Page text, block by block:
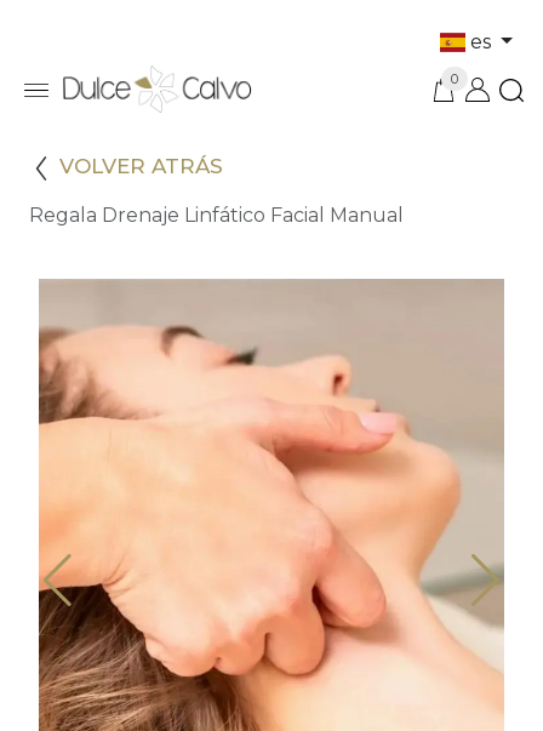
es
0
VOLVER ATRÁS
Regala Drenaje Linfático Facial Manual